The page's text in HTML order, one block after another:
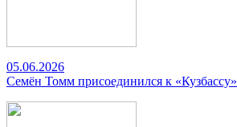
05.06.2026
Семён Томм присоединился к «Кузбассу»